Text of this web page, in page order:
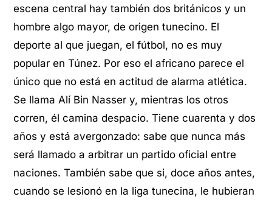
escena central hay también dos británicos y un
hombre algo mayor, de origen tunecino. El
deporte al que juegan, el fútbol, no es muy
popular en Túnez. Por eso el africano parece el
único que no está en actitud de alarma atlética.
Se llama Alí Bin Nasser y, mientras los otros
corren, él camina despacio. Tiene cuarenta y dos
años y está avergonzado: sabe que nunca más
será llamado a arbitrar un partido oficial entre
naciones. También sabe que si, doce años antes,
cuando se lesionó en la liga tunecina, le hubieran